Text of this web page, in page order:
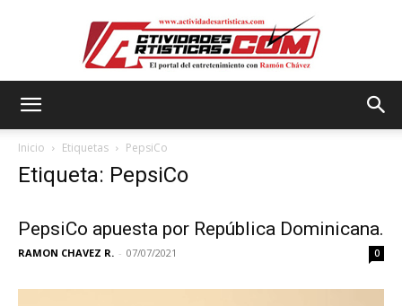
Inicio Etiquetas PepsiCo
Etiqueta: PepsiCo
PepsiCo apuesta por República Dominicana.
RAMON CHAVEZ R. - 07/07/2021 0